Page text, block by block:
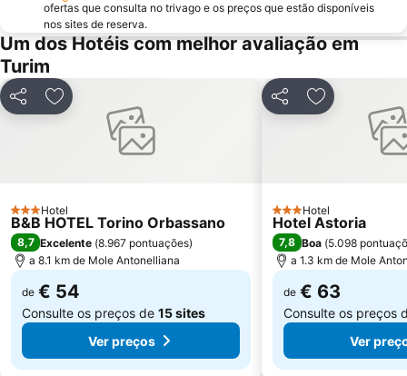
ofertas que consulta no trivago e os preços que estão disponíveis
nos sites de reserva.
Um dos Hotéis com melhor avaliação em
Turim
PartilharAdicionar aos favoritos
3 Estrelas
Hotel
B&B HOTEL Torino Orbassano
8,7 Excelente (8.967 pontuações)
a 8.1 km de Mole Antonelliana
de € 54
Consulte os preços de 15 sites
Ver preços
PartilharAdicionar
3 Estrelas
Hotel
Hotel Astoria
7,8 Boa (5.098
a 1.3 km de Mole
de € 63
Consulte os preços
Ver